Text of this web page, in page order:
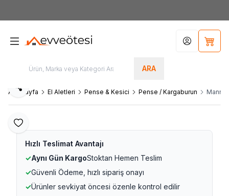
ARA
Hesabım
Ana Sayfa El Aletleri Pense & Kesici Pense / Kargaburun
Favoriye Ekle
Paylaş
Hızlı Teslimat Avantajı
✓Aynı Gün KargoStoktan Hemen Teslim
✓Güvenli Ödeme, hızlı sipariş onayı
✓Ürünler sevkiyat öncesi özenle kontrol edilir